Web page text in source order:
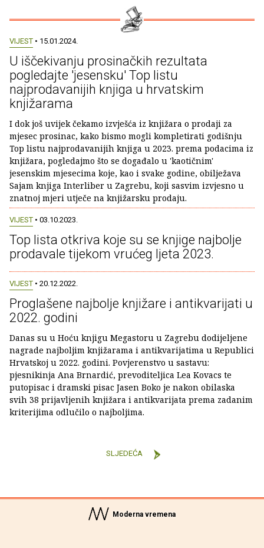
VIJEST • 15.01.2024.
U iščekivanju prosinačkih rezultata
pogledajte 'jesensku' Top listu
najprodavanijih knjiga u hrvatskim
knjižarama
I dok još uvijek čekamo izvješća iz knjižara o prodaji za
mjesec prosinac, kako bismo mogli kompletirati godišnju
Top listu najprodavanijih knjiga u 2023. prema podacima iz
knjižara, pogledajmo što se događalo u 'kaotičnim'
jesenskim mjesecima koje, kao i svake godine, obilježava
Sajam knjiga Interliber u Zagrebu, koji sasvim izvjesno u
znatnoj mjeri utječe na knjižarsku prodaju.
VIJEST • 03.10.2023.
Top lista otkriva koje su se knjige najbolje
prodavale tijekom vrućeg ljeta 2023.
VIJEST • 20.12.2022.
Proglašene najbolje knjižare i antikvarijati u
2022. godini
Danas su u Hoću knjigu Megastoru u Zagrebu dodijeljene
nagrade najboljim knjižarama i antikvarijatima u Republici
Hrvatskoj u 2022. godini. Povjerenstvo u sastavu:
pjesnikinja Ana Brnardić, prevoditeljica Lea Kovacs te
putopisac i dramski pisac Jasen Boko je nakon obilaska
svih 38 prijavljenih knjižara i antikvarijata prema zadanim
kriterijima odlučilo o najboljima.
SLJEDEĆA
Moderna vremena